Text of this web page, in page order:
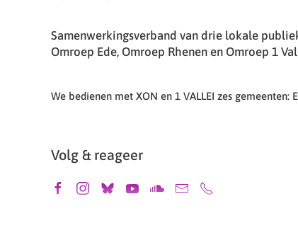
Samenwerkingsverband van drie lokale
Omroep Ede, Omroep Rhenen en Omroep 1
We bedienen met XON en 1 VALLEI zes gemeenten:
Volg & reageer